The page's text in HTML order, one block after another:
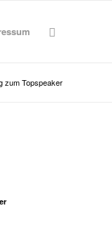
zum Topspeaker